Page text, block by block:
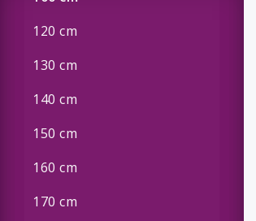
120 cm
130 cm
140 cm
150 cm
160 cm
170 cm